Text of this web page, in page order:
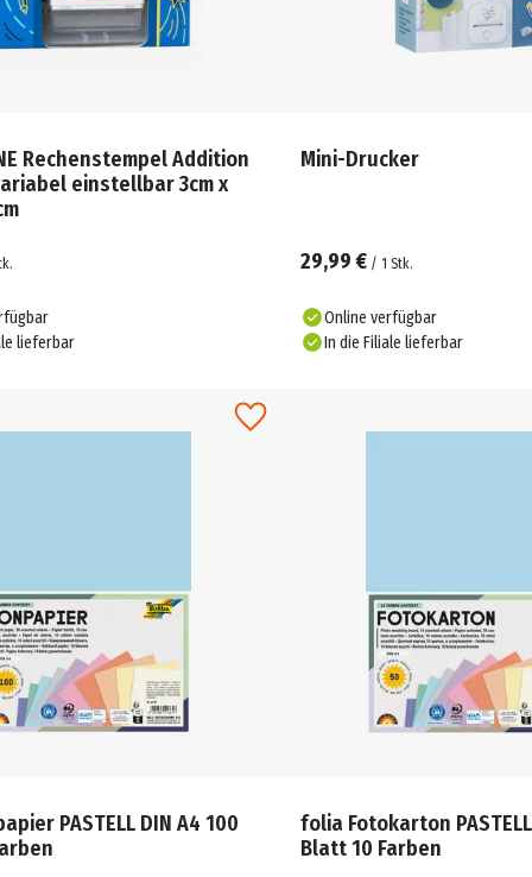
Rechenstempel Addition
einstellbar 3cm x
lieferbar
Mini-Drucker
29,99 €/ 1 Stk.
Online verfügbar
In die Filiale lieferbar
PASTELL DIN A4 100
folia Fotokarton
Blatt 10 Farben